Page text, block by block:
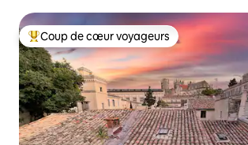
Coups de cœur voyageurs les plus
Coup de cœur voyageurs